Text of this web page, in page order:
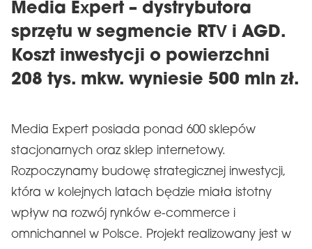
Media Expert – dystrybutora
sprzętu w segmencie RTV i AGD.
Koszt inwestycji o powierzchni
208 tys. mkw. wyniesie 500 mln zł.
Media Expert posiada ponad 600 sklepów
stacjonarnych oraz sklep internetowy.
Rozpoczynamy budowę strategicznej inwestycji,
która w kolejnych latach będzie miała istotny
wpływ na rozwój rynków e-commerce i
omnichannel w Polsce. Projekt realizowany jest w